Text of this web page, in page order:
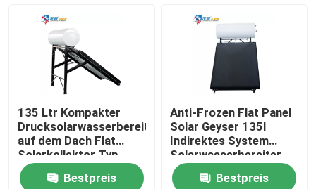
135 Ltr Kompakter
Drucksolarwasserbereiter
auf dem Dach Flat
Solarkollektor Typ
Bestpreis
Anti-Frozen Flat Panel
Solar Geyser 135l
Indirektes System
Solarwasserbereiter
Großhandel
Bestpreis